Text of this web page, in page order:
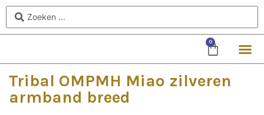
0
Tribal OMPMH Miao zilveren
armband breed